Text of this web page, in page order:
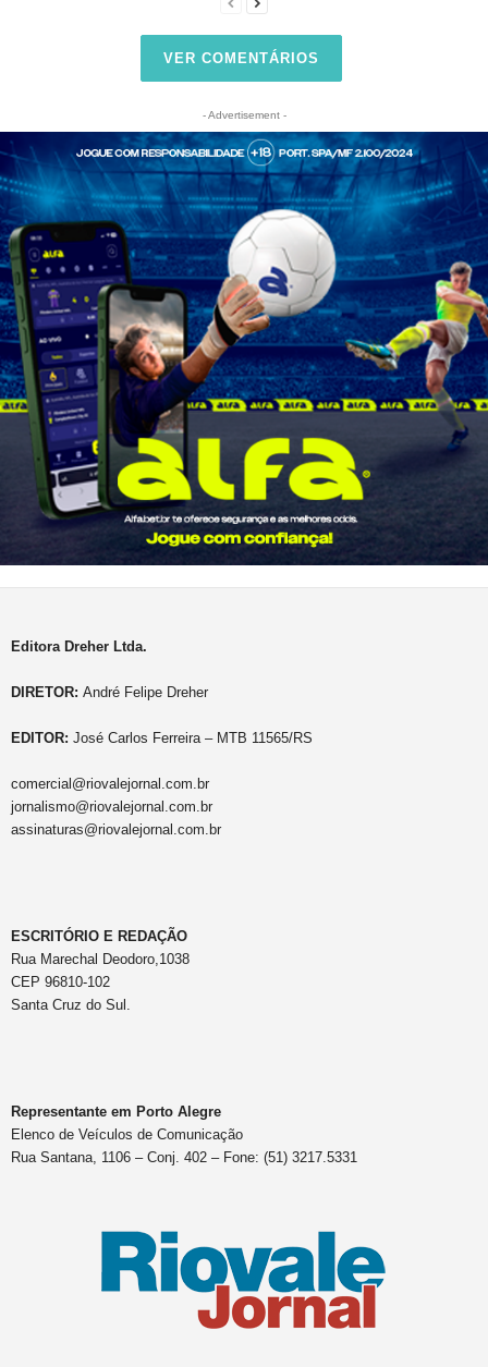
VER COMENTÁRIOS
- Advertisement -
Editora Dreher Ltda.
DIRETOR: André Felipe Dreher
EDITOR: José Carlos Ferreira – MTB 11565/RS
comercial@riovalejornal.com.br
jornalismo@riovalejornal.com.br
assinaturas@riovalejornal.com.br
ESCRITÓRIO E REDAÇÃO
Rua Marechal Deodoro,1038
CEP 96810-102
Santa Cruz do Sul.
Representante em Porto Alegre
Elenco de Veículos de Comunicação
Rua Santana, 1106 – Conj. 402 – Fone: (51) 3217.5331